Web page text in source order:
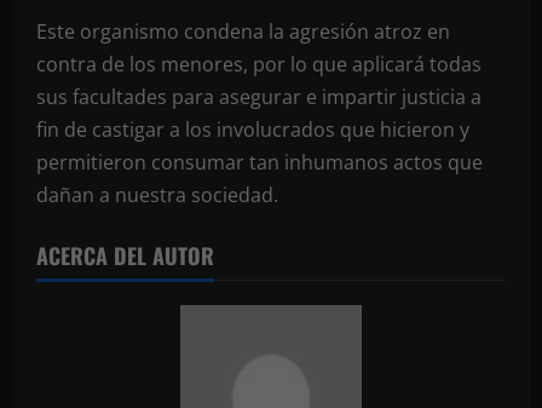
Este organismo condena la agresión atroz en
contra de los menores, por lo que aplicará todas
sus facultades para asegurar e impartir justicia a
fin de castigar a los involucrados que hicieron y
permitieron consumar tan inhumanos actos que
dañan a nuestra sociedad.
ACERCA DEL AUTOR